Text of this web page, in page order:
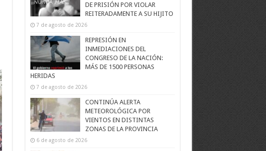
DE PRISIÓN POR VIOLAR
REITERADAMENTE A SU HIJITO
7 de agosto de 2026
REPRESIÓN EN
INMEDIACIONES DEL
CONGRESO DE LA NACIÓN:
MÁS DE 1500 PERSONAS
HERIDAS
7 de agosto de 2026
CONTINÚA ALERTA
METEOROLÓGICA POR
VIENTOS EN DISTINTAS
ZONAS DE LA PROVINCIA
6 de agosto de 2026